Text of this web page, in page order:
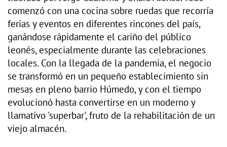
comenzó con una cocina sobre ruedas que recorría
ferias y eventos en diferentes rincones del país,
ganándose rápidamente el cariño del público
leonés, especialmente durante las celebraciones
locales. Con la llegada de la pandemia, el negocio
se transformó en un pequeño establecimiento sin
mesas en pleno barrio Húmedo, y con el tiempo
evolucionó hasta convertirse en un moderno y
llamativo 'superbar', fruto de la rehabilitación de un
viejo almacén.